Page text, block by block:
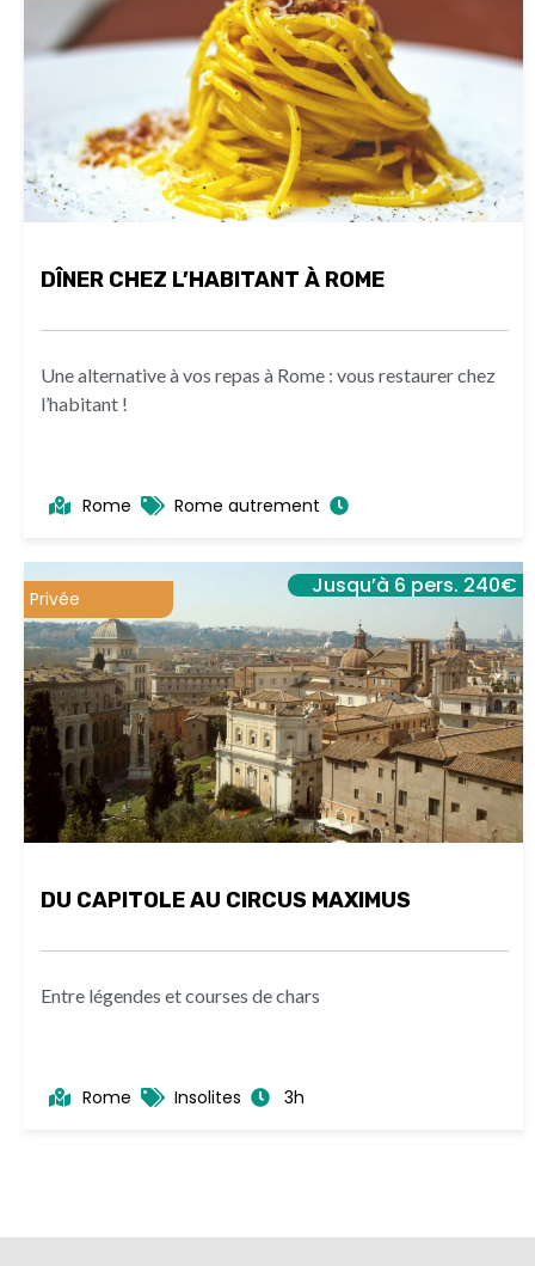
DÎNER CHEZ L’HABITANT À ROME
Une alternative à vos repas à Rome : vous restaurer chez
l’habitant !
Rome Rome autrement
Jusqu’à 6 pers. 240€
Privée
DU CAPITOLE AU CIRCUS MAXIMUS
Entre légendes et courses de chars
Rome Insolites 3h